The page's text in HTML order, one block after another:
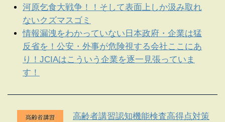
河原乞食大戦争！！そして表面上しか汲み取れ
ないクズマスゴミ
情報漏洩をわかっていない日本政府・企業は猛
反省を！公安・外事が危険視する会社ここにあ
り！JCIAはこういう企業を逐一見張っていま
す！
高齢者講習認知機能検査高得点対策